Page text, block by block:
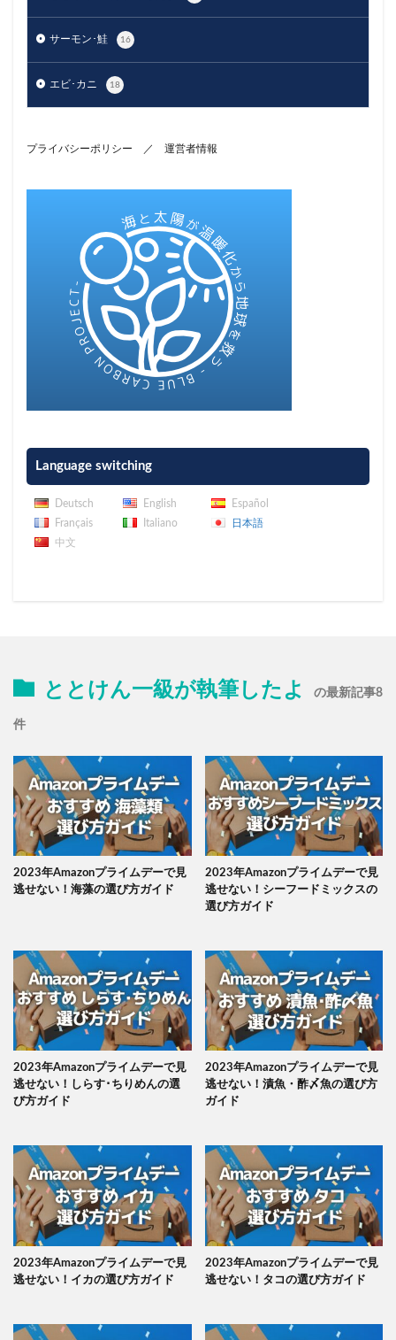
サーモン･鮭 16
エビ･カニ 18
プライバシーポリシー ／ 運営者情報
Language switching
Deutsch English
Español
Français
Italiano
日本語
中文
ととけん一級が執筆したよ の最新記事8
件
2023年Amazonプライムデーで見
逃せない！海藻の選び方ガイド
2023年Amazonプライムデーで見
逃せない！シーフードミックスの
選び方ガイド
2023年Amazonプライムデーで見
逃せない！しらす･ちりめんの選
び方ガイド
2023年Amazonプライムデーで見
逃せない！漬魚・酢〆魚の選び方
ガイド
2023年Amazonプライムデーで見
逃せない！イカの選び方ガイド
2023年Amazonプライムデーで見
逃せない！タコの選び方ガイド